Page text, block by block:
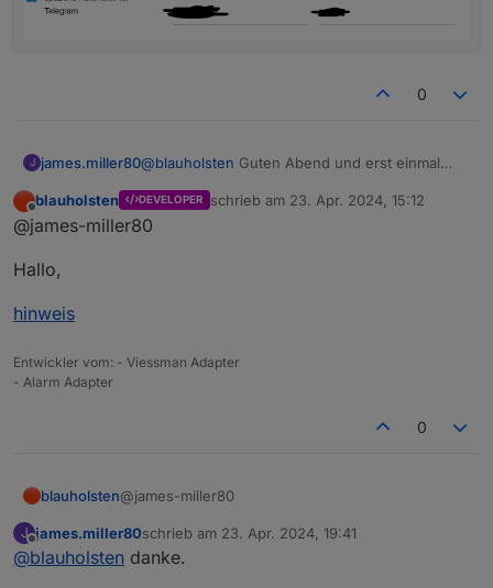
0
J james.miller80@blauholsten Guten Abend und erst einmal
Leider gelingt es mit nicht Meldungen per
Telegram zu senden. Der Telegram Adpter ist
Offline
blauholsten DEVELOPER schrieb am 23. Apr. 2024, 15:12
zuletzt editiert von
@james-miller80
Hallo,
hinweis
Entwickler vom: - Viessman Adapter
- Alarm Adapter
0
blauholsten@james-miller80
Hallo,
J
Offline
james.miller80schrieb am 23. Apr. 2024, 19:41
zuletzt editiert von
@blauholsten danke.